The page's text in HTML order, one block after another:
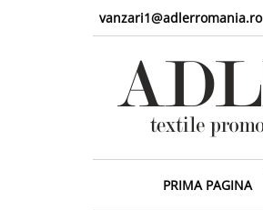
vanzari1@adlerromania.ro
PRIMA PAGINA